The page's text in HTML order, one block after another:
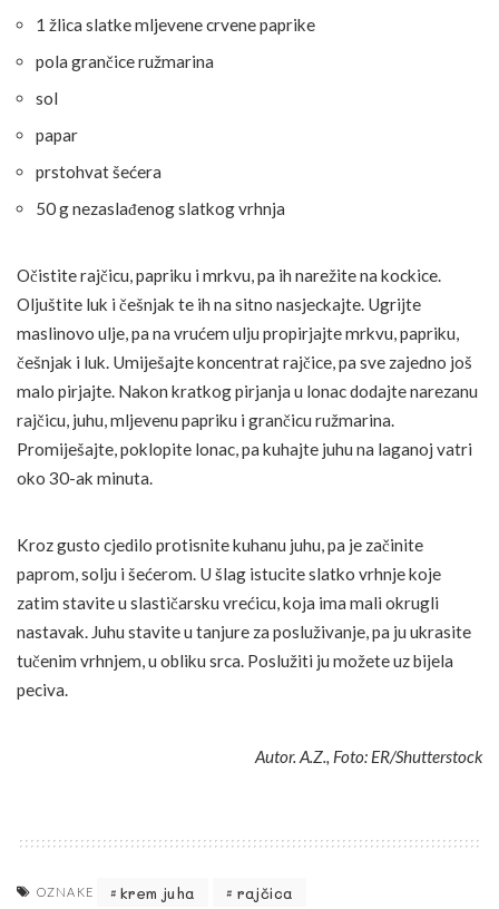
1 žlica slatke mljevene crvene paprike
pola grančice ružmarina
sol
papar
prstohvat šećera
50 g nezaslađenog slatkog vrhnja
Očistite rajčicu, papriku i mrkvu, pa ih narežite na kockice.
Oljuštite luk i češnjak te ih na sitno nasjeckajte. Ugrijte
maslinovo ulje, pa na vrućem ulju propirjajte mrkvu, papriku,
češnjak i luk. Umiješajte koncentrat rajčice, pa sve zajedno još
malo pirjajte. Nakon kratkog pirjanja u lonac dodajte narezanu
rajčicu, juhu, mljevenu papriku i grančicu ružmarina.
Promiješajte, poklopite lonac, pa kuhajte juhu na laganoj vatri
oko 30-ak minuta.
Kroz gusto cjedilo protisnite kuhanu juhu, pa je začinite
paprom, solju i šećerom. U šlag istucite slatko vrhnje koje
zatim stavite u slastičarsku vrećicu, koja ima mali okrugli
nastavak. Juhu stavite u tanjure za posluživanje, pa ju ukrasite
tučenim vrhnjem, u obliku srca. Poslužiti ju možete uz bijela
peciva.
Autor. A.Z., Foto: ER/Shutterstock
OZNAKE krem juha rajčica